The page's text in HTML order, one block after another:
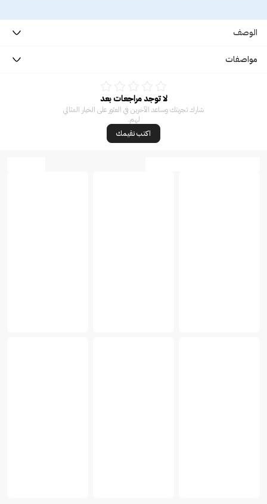
الوصف
مواصفات
لا توجد مراجعات بعد
شارك تجربتك وساعد الآخرين في العثور على الخيار المثالي
لهم.
اكتب تقيمك